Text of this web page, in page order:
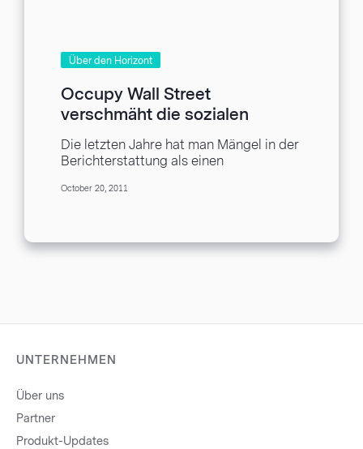
Über den Horizont
Occupy Wall Street
verschmäht die sozialen
Medien und Online Marketing
Versuche
Die letzten Jahre hat man Mängel in der
Berichterstattung als einen
Massenmedien gesehen, und Wall
October 20, 2011
UNTERNEHMEN
Über uns
Partner
Produkt-Updates